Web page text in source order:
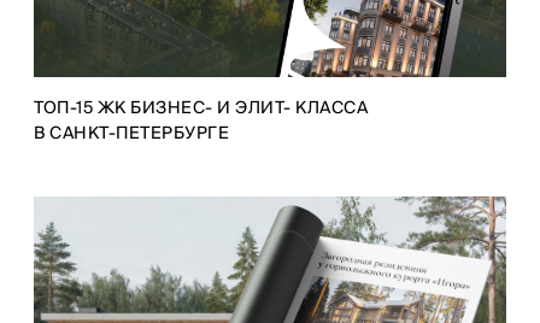
ТОП-15 ЖК БИЗНЕС- И ЭЛИТ- КЛАССА
В САНКТ-ПЕТЕРБУРГЕ